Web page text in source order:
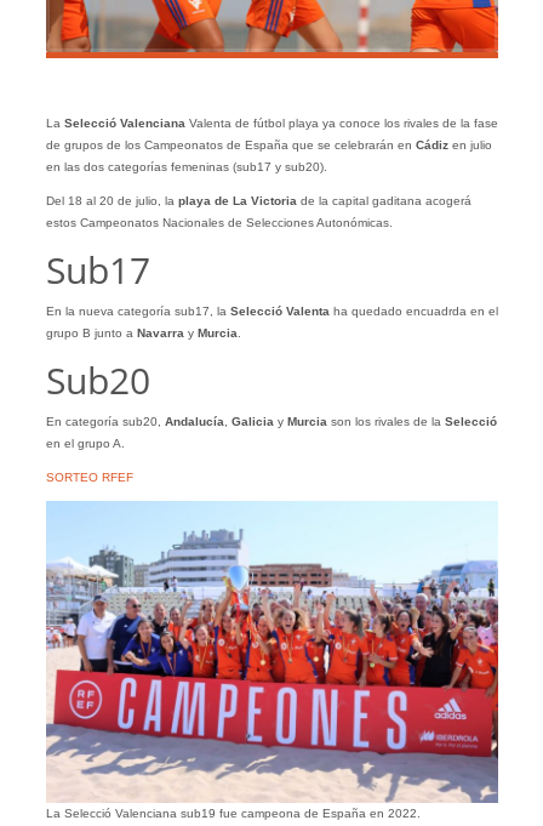
La Selecció Valenciana Valenta de fútbol playa ya conoce los rivales de la fase
de grupos de los Campeonatos de España que se celebrarán en Cádizen julio
en las dos categorías femeninas (sub17 y sub20).
Del 18 al 20 de julio, la playa de La Victoria de la capital gaditana acogerá
estos Campeonatos Nacionales de Selecciones Autonómicas.
Sub17
En la nueva categoría sub17, la Selecció Valenta ha quedado encuadrda en el
grupo B junto a Navarra y Murcia
Sub20
En categoría sub20, Andalucía Galicia y Murcia son los rivales de la Selecció
en el grupo A.
SORTEO RFEF
La Selecció Valenciana sub19 fue campeona de España en 2022.